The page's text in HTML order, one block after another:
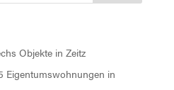
Objekte in Zeitz
Eigentumswohnungen in